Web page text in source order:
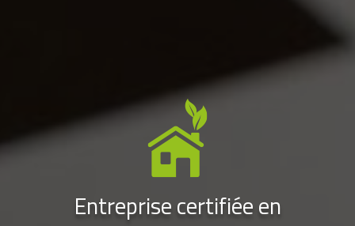
Entreprise certifiée en